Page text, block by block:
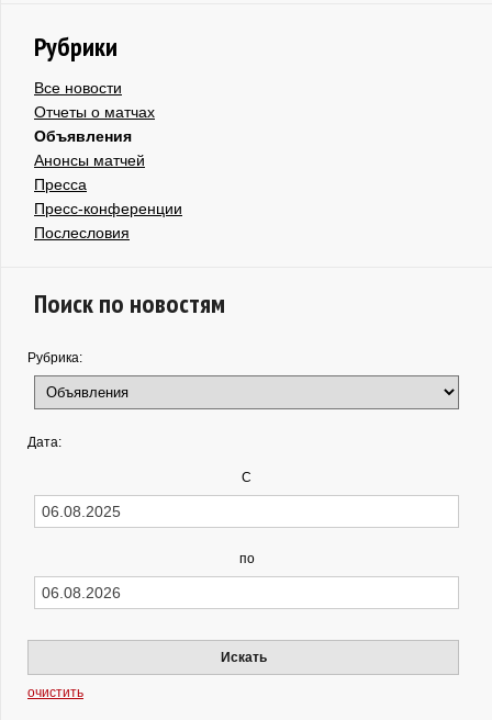
Рубрики
Все новости
Отчеты о матчах
Объявления
Анонсы матчей
Пресса
Пресс-конференции
Послесловия
Поиск по новостям
Рубрика:
Дата:
С
по
Искать
очистить